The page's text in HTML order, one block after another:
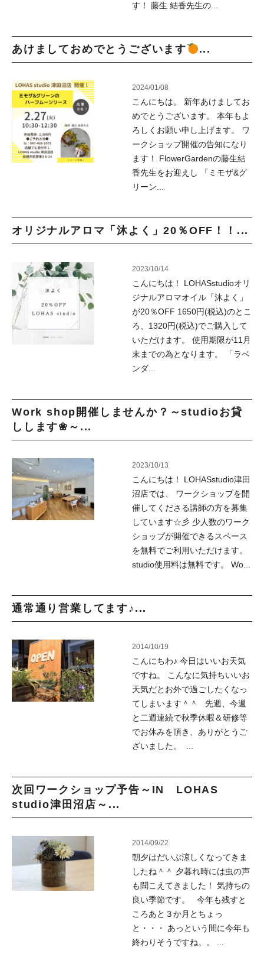
す！ 藤生 結香先生の...
あけましておめでとうございます ...
2024/01/08
こんにちは。 新年あけましてお
めでとうございます。 本年もよ
ろしくお願い申し上げます。 ワ
ークショップ開催の告知になり
ます！ FlowerGardenの藤生結
香先生をお迎えし 「ミモザ&グ
リーン...
オリジナルアロマ「沐よく」20％OFF！！...
2023/10/14
こんにちは！ LOHASstudioオリ
ジナルアロマオイル「沐よく」
が20％OFF 1650円(税込)のとこ
ろ、1320円(税込)でご購入して
いただけます。 使用期限が11月
末までの為となります。 「ラベ
ンダ...
Work shop開催しませんか？～studioお貸
しします❀～...
2023/10/13
こんにちは！ LOHASstudio津田
沼店では、 ワークショップを開
催してくださる講師の方を募集
しています☆彡 少人数のワーク
ショップが開催できるスペース
を無料でご利用いただけます。
studio使用料は無料です。 Wo...
通常通り営業してます♪...
2014/10/19
こんにちわ♪ 今日はいいお天気
ですね。 こんなに気持ちいいお
天気だとお外で過ごしたくなっ
てしまいます＾＾ 先週、今週
と二週連続で秋季休暇＆研修等
でお休みを頂き、ありがとうご
ざいました。 ...
次回ワークショップ予告～IN LOHAS
studio津田沼店～...
2014/09/22
朝夕はだいぶ涼しくなってきま
したね＾＾ 夕暮れ時には虫の声
も聞こえてきました！ 気持ちの
良い季節です。 今年も残すと
ころあと３か月とちょっ
と・・・ あっという間に今年も
終わりそうですね。。 ...